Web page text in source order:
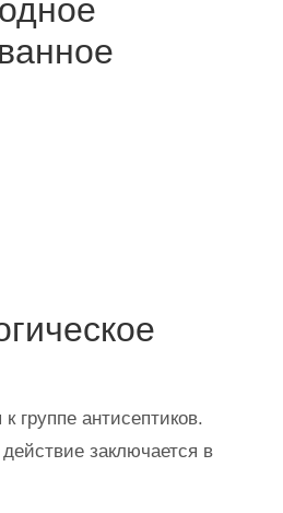
группе антисептиков.
заключается в